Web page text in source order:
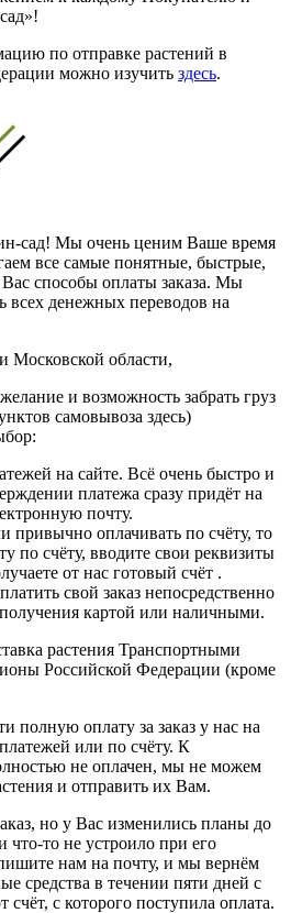
по отправке растений в
можно изучить здесь.
сад! Мы очень ценим Ваше время
все самые понятные, быстрые,
способы оплаты заказа. Мы
всех денежных переводов на
Московской области,
и возможность забрать груз
самовывоза здесь)
на сайте. Всё очень быстро и
платежа сразу придёт на
почту.
оплачивать по счёту, то
по счёту, вводите свои реквизиты
от нас готовый счёт .
свой заказ непосредственно
картой или наличными.
растения Транспортными
Российской Федерации (кроме
полную оплату за заказ у нас на
или по счёту. К
не оплачен, мы не можем
и отправить их Вам.
но у Вас изменились планы до
что-то не устроило при его
нам на почту, и мы вернём
средства в течении пяти дней с
с которого поступила оплата.